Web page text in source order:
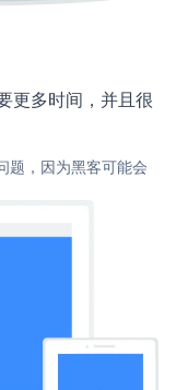
更多时间，并且很
题，因为黑客可能会